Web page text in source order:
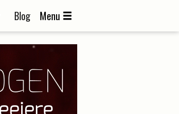
Blog Menu